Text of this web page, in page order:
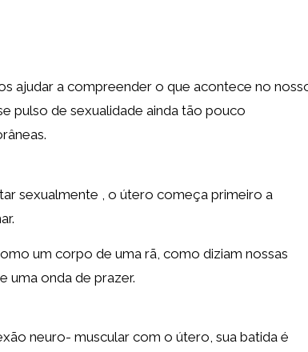
ajudar a compreender o que acontece no
pulso de sexualidade ainda tão pouco
sexualmente , o útero começa primeiro a
um corpo de uma rã, como diziam nossas
uma onda de prazer.
neuro- muscular com o útero, sua batida é